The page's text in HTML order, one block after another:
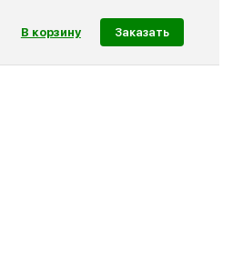
Заказать